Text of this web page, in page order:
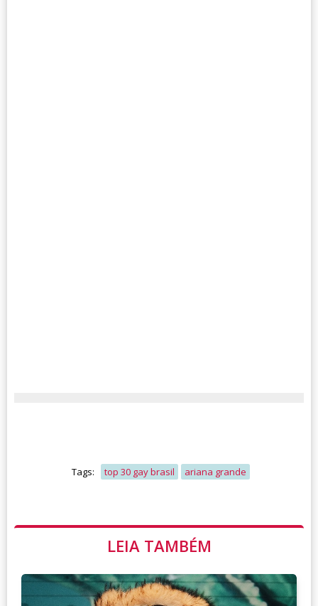
Tags: top 30 gay brasil ariana grande
LEIA TAMBÉM